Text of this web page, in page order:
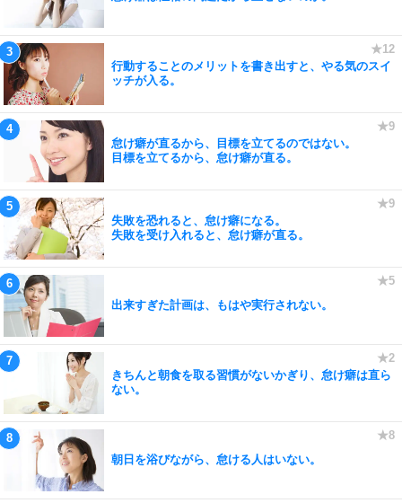
行動することのメリットを書き出すと、やる気のスイ
ッチが入る。
怠け癖が直るから、目標を立てるのではない。
目標を立てるから、怠け癖が直る。
失敗を恐れると、怠け癖になる。
失敗を受け入れると、怠け癖が直る。
出来すぎた計画は、もはや実行されない。
きちんと朝食を取る習慣がないかぎり、怠け癖は直ら
ない。
朝日を浴びながら、怠ける人はいない。